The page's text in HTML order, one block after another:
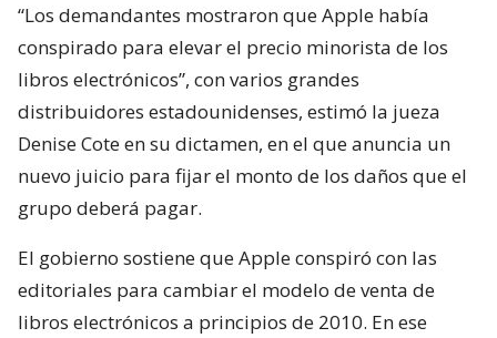
“Los demandantes mostraron que Apple había
conspirado para elevar el precio minorista de los
libros electrónicos”, con varios grandes
distribuidores estadounidenses, estimó la jueza
Denise Cote en su dictamen, en el que anuncia un
nuevo juicio para fijar el monto de los daños que el
grupo deberá pagar.
El gobierno sostiene que Apple conspiró con las
editoriales para cambiar el modelo de venta de
libros electrónicos a principios de 2010. En ese